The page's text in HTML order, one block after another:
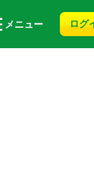
メニュー ログ